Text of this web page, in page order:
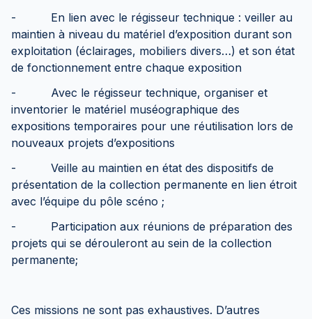
- En lien avec le régisseur technique : veiller au
maintien à niveau du matériel d’exposition durant son
exploitation (éclairages, mobiliers divers…) et son état
de fonctionnement entre chaque exposition
- Avec le régisseur technique, organiser et
inventorier le matériel muséographique des
expositions temporaires pour une réutilisation lors de
nouveaux projets d’expositions
- Veille au maintien en état des dispositifs de
présentation de la collection permanente en lien étroit
avec l’équipe du pôle scéno ;
- Participation aux réunions de préparation des
projets qui se dérouleront au sein de la collection
permanente;
Ces missions ne sont pas exhaustives. D’autres